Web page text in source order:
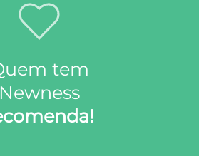
tem
Newness